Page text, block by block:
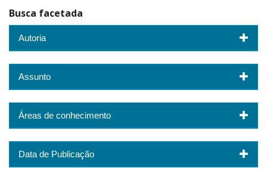
Busca facetada
Autoria
Assunto
Áreas de conhecimento
Data de Publicação